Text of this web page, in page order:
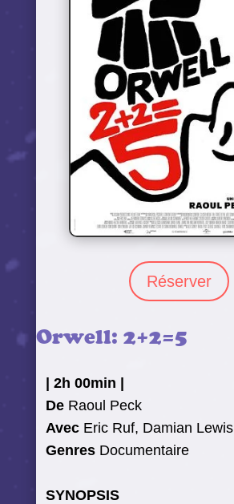
Réserver
Orwell: 2+2=5
| 2h 00min |
DeRaoul Peck
AvecEric Ruf, Damian Lewis
GenresDocumentaire
SYNOPSIS